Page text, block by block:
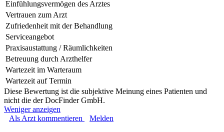
Einfühlungsvermögen des Arztes
Vertrauen zum Arzt
Zufriedenheit mit der Behandlung
Serviceangebot
Praxisaustattung / Räumlichkeiten
Betreuung durch Arzthelfer
Wartezeit im Warteraum
Wartezeit auf Termin
Diese Bewertung ist die subjektive Meinung eines Patienten und
nicht die der DocFinder GmbH.
Weniger anzeigen
Als Arzt kommentieren
Melden